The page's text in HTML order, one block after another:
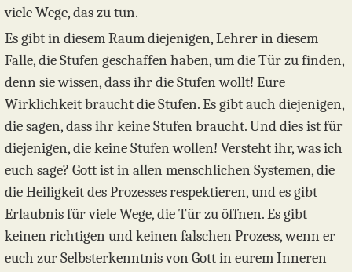
viele Wege, das zu tun.
Es gibt in diesem Raum diejenigen, Lehrer in diesem
Falle, die Stufen geschaffen haben, um die Tür zu finden,
denn sie wissen, dass ihr die Stufen wollt! Eure
Wirklichkeit braucht die Stufen. Es gibt auch diejenigen,
die sagen, dass ihr keine Stufen braucht. Und dies ist für
diejenigen, die keine Stufen wollen! Versteht ihr, was ich
euch sage? Gott ist in allen menschlichen Systemen, die
die Heiligkeit des Prozesses respektieren, und es gibt
Erlaubnis für viele Wege, die Tür zu öffnen. Es gibt
keinen richtigen und keinen falschen Prozess, wenn er
euch zur Selbsterkenntnis von Gott in eurem Inneren